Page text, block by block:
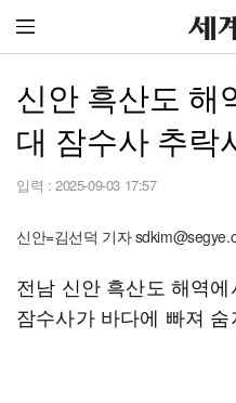
신안 흑산도 해
대 잠수사 추락
입력 : 2025-09-03 17:57
신안=김선덕 기자
전남 신안 흑산도 해역
잠수사가 바다에 빠져